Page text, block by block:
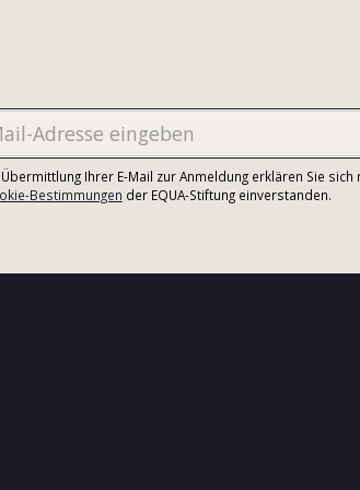
Ihrer E-Mail zur Anmeldung erklären Sie sich
Bestimmungen der EQUA-Stiftung einverstanden.